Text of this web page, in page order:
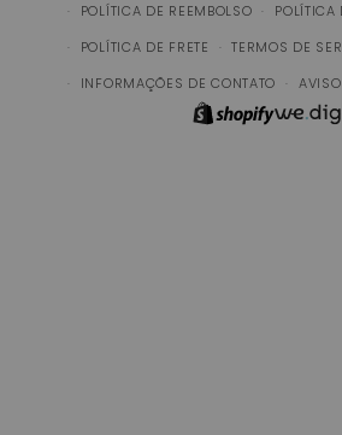
POLÍTICA DE REEMBOLSO
POLÍTICA
POLÍTICA DE FRETE
TERMOS DE
INFORMAÇÕES DE CONTATO